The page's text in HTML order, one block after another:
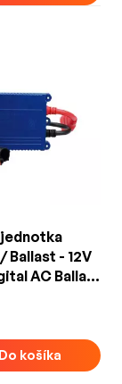
Ballast - 12V
AC Ballast
Do košíka